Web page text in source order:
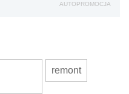
AUTOPROMOCJA
remont